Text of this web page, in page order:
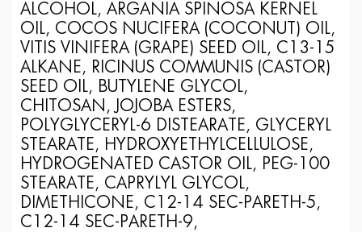
ALCOHOL, ARGANIA SPINOSA KERNEL
OIL, COCOS NUCIFERA (COCONUT) OIL,
VITIS VINIFERA (GRAPE) SEED OIL, C13-15
ALKANE, RICINUS COMMUNIS (CASTOR)
SEED OIL, BUTYLENE GLYCOL,
CHITOSAN, JOJOBA ESTERS,
POLYGLYCERYL-6 DISTEARATE, GLYCERYL
STEARATE, HYDROXYETHYLCELLULOSE,
HYDROGENATED CASTOR OIL, PEG-100
STEARATE, CAPRYLYL GLYCOL,
DIMETHICONE, C12-14 SEC-PARETH-5,
C12-14 SEC-PARETH-9,